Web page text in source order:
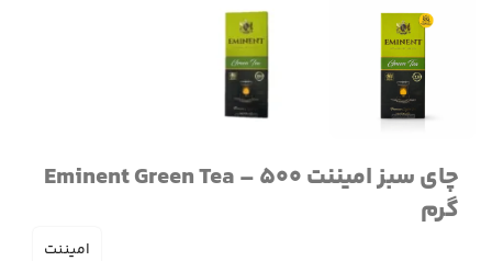
چای سبز امیننت Eminent Green Tea – 500
گرم
امیننت